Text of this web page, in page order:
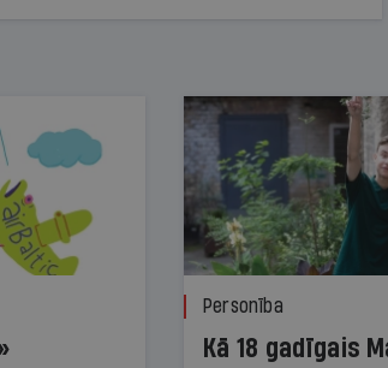
Personība
Kā 18 gadīgais